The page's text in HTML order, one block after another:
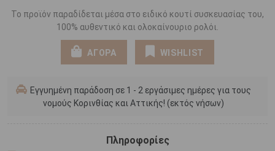
Το προϊόν παραδίδεται μέσα στο ειδικό κουτί συσκευασίας του,
100% αυθεντικό και ολοκαίνουριο ρολόι.
ΑΓΟΡΑ WISHLIST
Εγγυημένη παράδοση σε 1 - 2 εργάσιμες ημέρες για τους
νομούς Κορινθίας και Αττικής! (εκτός νήσων)
Πληροφορίες